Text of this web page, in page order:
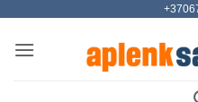
content